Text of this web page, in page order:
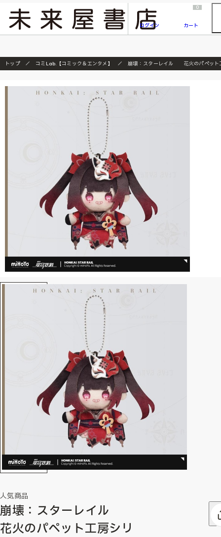
『ONE PIECE magazine 021 ONE PIECEカード付き同梱版』発売延期のご案内
ログイン
0
カート
トップ コミLab.【コミック＆エンタメ】 崩壊：スターレイル 花火のパペッ
人気商品
崩壊：スターレイル
花火のパペット工房シリ